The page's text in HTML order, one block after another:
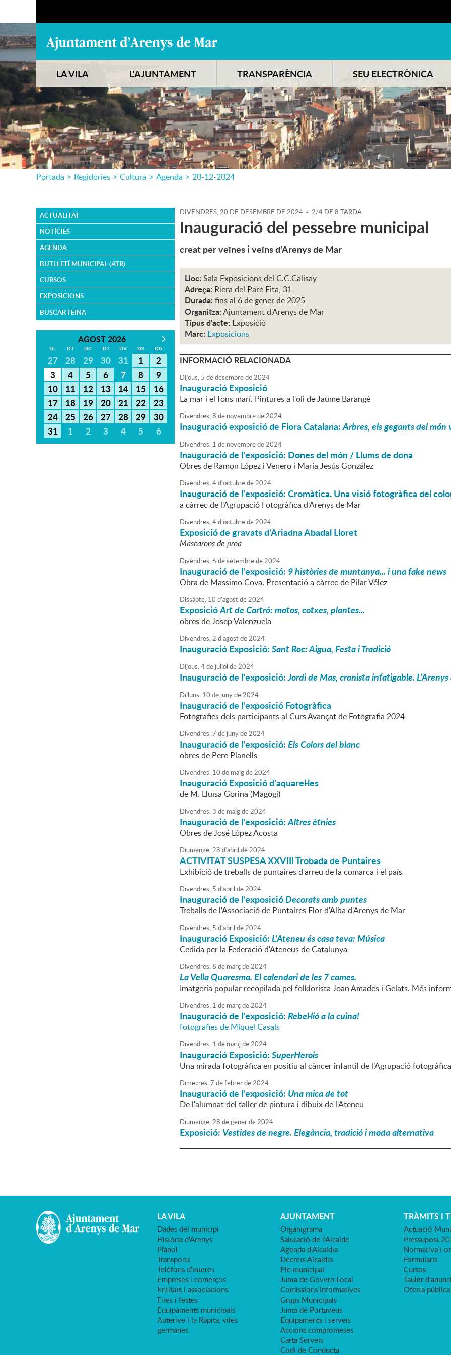
LA VILA L'AJUNTAMENT TRANSPARÈNCIA SEU ELECTRÒNICA
Portada > Regidories > Cultura > Agenda > 20-12-2024
ACTUALITAT
NOTÍCIES
AGENDA
BUTLLETÍ MUNICIPAL (ATR)
CURSOS
EXPOSICIONS
BUSCAR FEINA
AGOST 2026
DL DT DC DJ DV DS DG
27 28 29 30 31 1
2
3
4 5 6 7 8
9
10
11 12 13 14 15
16
17
18 19 20 21 22
23
24
25 26 27 28 29
30
31
1 2 3 4 5 6
DIVENDRES,20 DE DESEMBRE DE 2024 - 2/4 DE 8 TARDA
Inauguració del pessebre municipal
creat per veïnes i veïns d'Arenys de Mar
Lloc: Sala Exposicions del C.C.Calisay
Adreça: Riera del Pare Fita, 31
Durada: fins al 6 de gener de 2025
Organitza:Ajuntament d'Arenys de Mar
Tipus d'acte: Exposició
Marc: Exposicions
INFORMACIÓ RELACIONADA
Dijous, 5 dedesembrede2024
Inauguració Exposició
La mar i el fons marí. Pintures a l'oli de Jaume Barangé
Divendres,8 de novembrede2024
Inauguració exposició de Flora Catalana:Arbres, els gegants del món
Divendres, 1 de novembrede2024
Inauguració de l'exposició: Dones del món / Llums de dona
Obres de Ramon López i Venero i María Jesús González
Divendres,4d'octubrede2024
Inauguració de l'exposició: Cromàtica. Una visió fotogràfica del
a càrrec de l'Agrupació Fotogràfica d'Arenys de Mar
Divendres,4d'octubrede2024
Exposició de gravats d'Ariadna Abadal Lloret
Mascarons de proa
Divendres,6 desetembrede2024
Inauguració de l'exposició: 9 històries de muntanya... i una fake news
Obra de Massimo Cova. Presentació a càrrec de Pilar Vélez
Dissabte, 10 d'agostde2024
ExposicióArt de Cartró: motos, cotxes, plantes...
obres de Josep Valenzuela
Divendres,2 d'agostde2024
Inauguració Exposició:Sant Roc: Aigua, Festa i Tradició
Dijous,4de juliol de2024
Inauguració de l'exposició:Jordi de Mas, cronista infatigable.
Dilluns, 10 de junyde2024
Inauguració de l'exposició Fotogràfica
Fotografies dels participants al Curs Avançat de Fotografia 2024
Divendres,7 de junyde2024
Inauguració de l'exposició:Els Colors del blanc
obres de Pere Planells
Divendres, 10 de maigde2024
Inauguració Exposició d'aquarel·les
de M. Lluïsa Gorina (Magogi)
Divendres,3 de maigde2024
Inauguració de l'exposició:Altres ètnies
Obres de José López Acosta
Diumenge,28 d'abril de2024
ACTIVITAT SUSPESAXXVIII Trobada de Puntaires
Exhibició de treballs de puntaires d'arreu de la comarca i el país
Divendres, 5 d'abril de2024
Inauguració de l'exposicióDecorats amb puntes
Treballs de l'Associació de Puntaires Flor d'Alba d'Arenys de Mar
Divendres, 5 d'abril de2024
Inauguració Exposició:L'Ateneu és casa teva: Música
Cedida per la Federació d'Ateneus de Catalunya
Divendres,8 de marçde2024
La Vella Quaresma. El calendari de les 7 cames.
Imatgeria popular recopilada pel folklorista Joan Amades i Gelats. Més
Divendres, 1 de marçde2024
Inauguració de l'exposició:Rebel·lió a la cuina!
fotografies de Miquel Casals
Divendres, 1 de marçde2024
Inauguració Exposició:SuperHerois
Una mirada fotogràfica en positiu al càncer infantil de l'Agrupació
Dimecres,7 defebrerde2024
Inauguració de l'exposició: Una mica de tot
De l'alumnat del taller de pintura i dibuix de l'Ateneu
Diumenge,28 degenerde2024
Exposició: Vestides de negre. Elegància, tradició i moda alternativa
LA VILA
Dades del municipi
Història d'Arenys
Plànol
Transports
Telèfons d'interès
Empreses i comerços
Entitats i associacions
Fires i festes
Equipaments municipals
Auterive i la Ràpita, viles
germanes
AJUNTAMENT
Organigrama
Salutació de l'Alcalde
Agenda d'Alcaldia
Decrets Alcaldia
Ple municipal
Junta de Govern Local
Comissions Informatives
Grups Municipals
Junta de Portaveus
Equipaments i serveis
Accions compromeses
Carta Serveis
Codi de Conducta
TRÀMITS I
Actuació
Pressupost
Normativa i
Formularis
Cursos
Tauler
Oferta